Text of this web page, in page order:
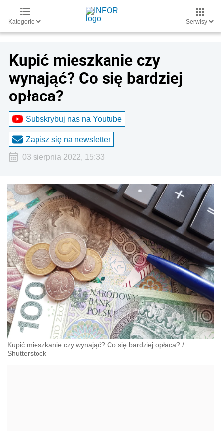
Kategorie Serwisy
Kupić mieszkanie czy
wynająć? Co się bardziej
opłaca?
Subskrybuj nas na Youtube
Zapisz się na newsletter
03 sierpnia 2022, 15:33
Kupić mieszkanie czy wynająć? Co się bardziej opłaca? /
Shutterstock